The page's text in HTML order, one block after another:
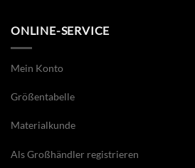
ONLINE-SERVICE
Mein Konto
Größentabelle
Materialkunde
Als Großhändler registrieren